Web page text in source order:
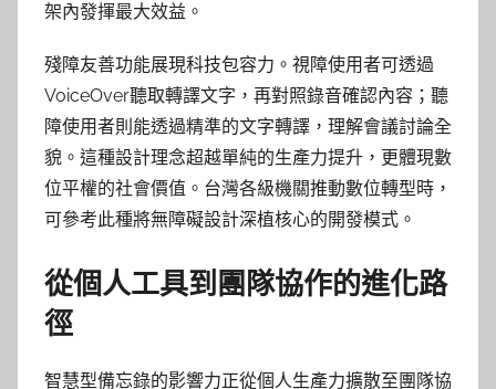
架內發揮最大效益。
殘障友善功能展現科技包容力。視障使用者可透過
VoiceOver聽取轉譯文字，再對照錄音確認內容；聽
障使用者則能透過精準的文字轉譯，理解會議討論全
貌。這種設計理念超越單純的生產力提升，更體現數
位平權的社會價值。台灣各級機關推動數位轉型時，
可參考此種將無障礙設計深植核心的開發模式。
從個人工具到團隊協作的進化路
徑
智慧型備忘錄的影響力正從個人生產力擴散至團隊協